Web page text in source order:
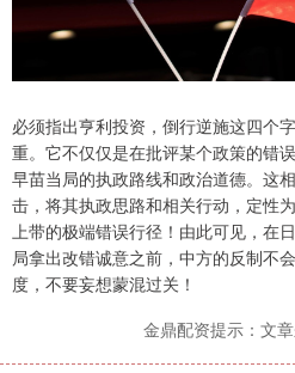
必须指出亨利投资，倒行逆施这四个
重。它不仅仅是在批评某个政策的错
早苗当局的执政路线和政治道德。这
击，将其执政思路和相关行动，定性
上带的极端错误行径！由此可见，在
局拿出改错诚意之前，中方的反制不
度，不要妄想蒙混过关！
金鼎配资提示：文